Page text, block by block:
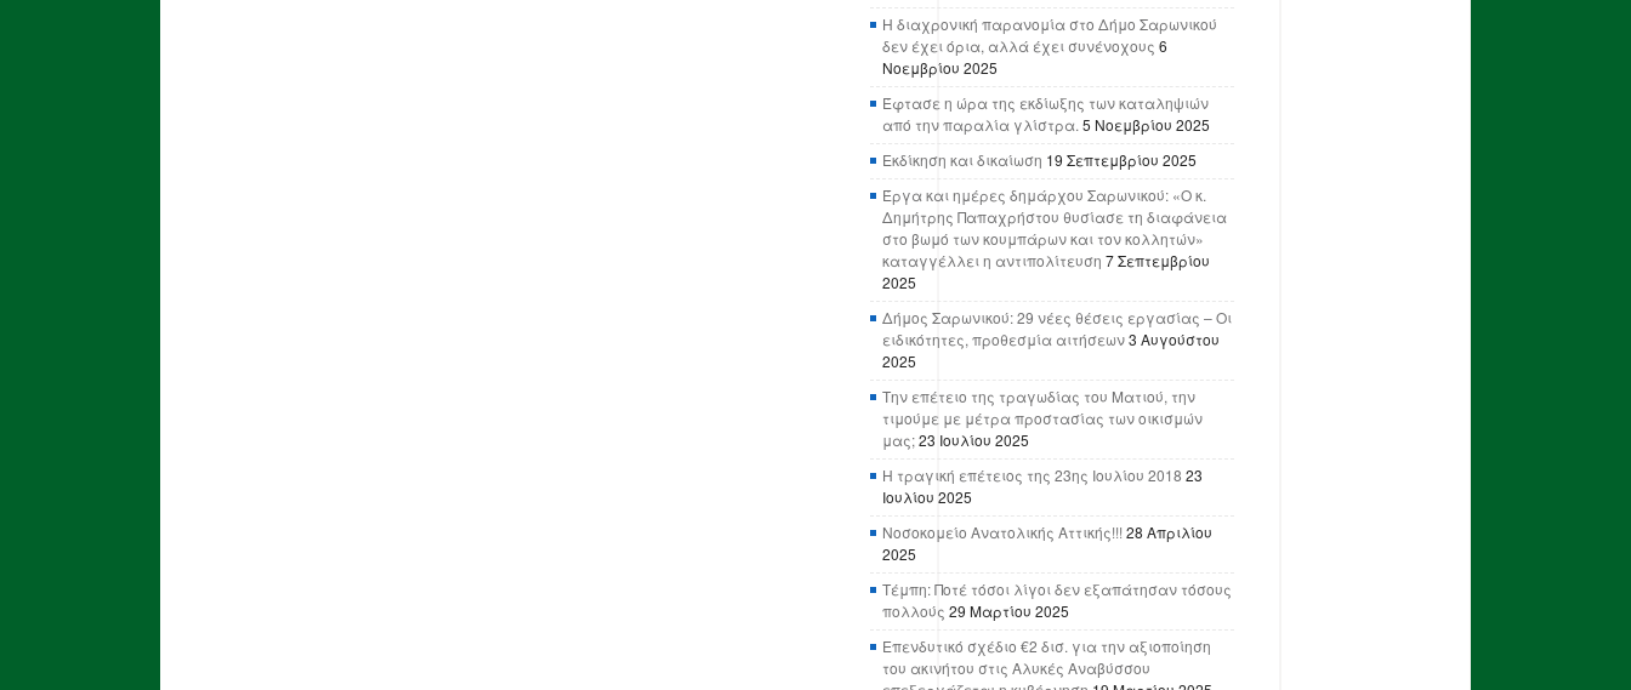
Η διαχρονική παρανομία στο Δήμο Σαρωνικού
δεν έχει όρια, αλλά έχει συνένοχους 6
Νοεμβρίου 2025
Έφτασε η ώρα της εκδίωξης των καταληψιών
από την παραλία γλίστρα. 5 Νοεμβρίου 2025
Εκδίκηση και δικαίωση 19 Σεπτεμβρίου 2025
Έργα και ημέρες δημάρχου Σαρωνικού: «Ο κ.
Δημήτρης Παπαχρήστου θυσίασε τη διαφάνεια
στο βωμό των κουμπάρων και τον κολλητών»
καταγγέλλει η αντιπολίτευση 7 Σεπτεμβρίου
2025
Δήμος Σαρωνικού: 29 νέες θέσεις εργασίας – Οι
ειδικότητες, προθεσμία αιτήσεων3 Αυγούστου
2025
Την επέτειο της τραγωδίας του Ματιού, την
τιμούμε με μέτρα προστασίας των οικισμών
μας;23 Ιουλίου 2025
Η τραγική επέτειος της 23ης Ιουλίου 2018 23
Ιουλίου 2025
Νοσοκομείο Ανατολικής Αττικής!!! 28 Απριλίου
2025
Τέμπη: Ποτέ τόσοι λίγοι δεν εξαπάτησαν τόσους
πολλούς 29 Μαρτίου 2025
Επενδυτικό σχέδιο €2 δισ. για την αξιοποίηση
του ακινήτου στις Αλυκές Αναβύσσου